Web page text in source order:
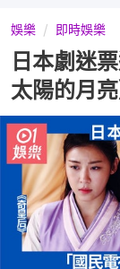
娛樂 即時娛樂
日本劇迷
太陽的月